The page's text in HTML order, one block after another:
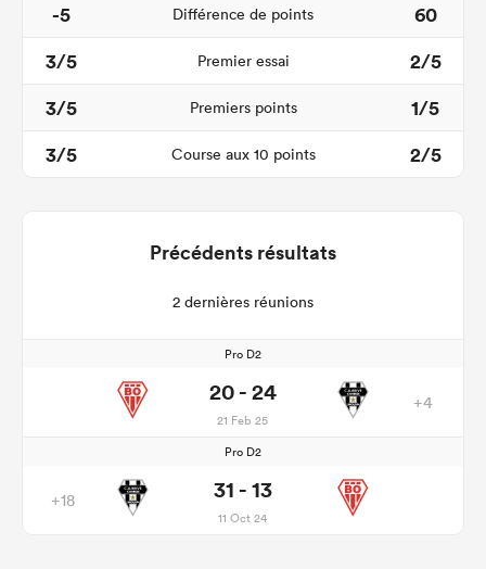
-5
Différence de points
60
3/5
Premier essai
2/5
3/5
Premiers points
1/5
3/5
Course aux 10 points 2/5
Précédents résultats
2 dernières réunions
Pro D2
20 - 24
21 Feb 25
+4
Pro D2
+18 31 - 13
11 Oct 24